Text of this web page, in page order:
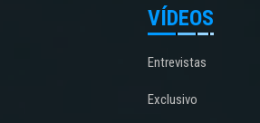
VÍDEOS
Entrevistas
Exclusivo